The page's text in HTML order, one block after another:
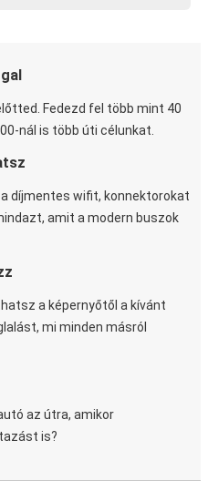
Fedezd fel több mint 40
nál is több úti célunkat.
a díjmentes wifit, konnektorokat
amit a modern buszok
a képernyőtől a kívánt
mi minden másról
az útra, amikor
is?